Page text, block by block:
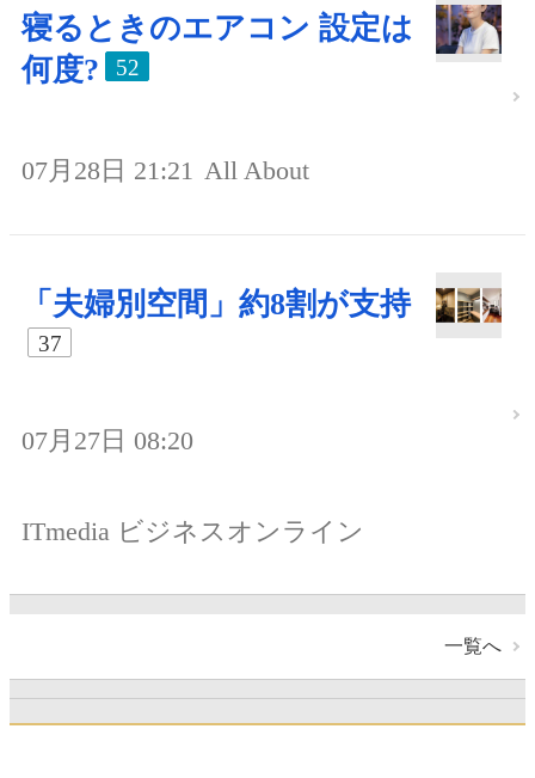
寝るときのエアコン 設定は
何度?
52
07月28日 21:21 All About
「夫婦別空間」約8割が支持
37
07月27日 08:20
ITmedia ビジネスオンライン
一覧へ